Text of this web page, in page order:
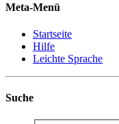
Meta-Menü
Startseite
Hilfe
Leichte Sprache
Suche